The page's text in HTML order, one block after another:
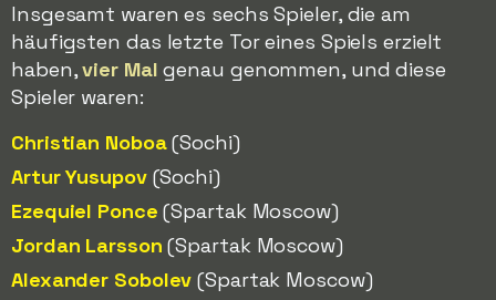
Insgesamt waren es sechs Spieler, die am
häufigsten das letzte Tor eines Spiels erzielt
haben,vier Mal genau genommen, und diese
Spieler waren:
Christian Noboa(Sochi)
Artur Yusupov(Sochi)
Ezequiel Ponce (Spartak Moscow)
Jordan Larsson (Spartak Moscow)
Alexander Sobolev (Spartak Moscow)